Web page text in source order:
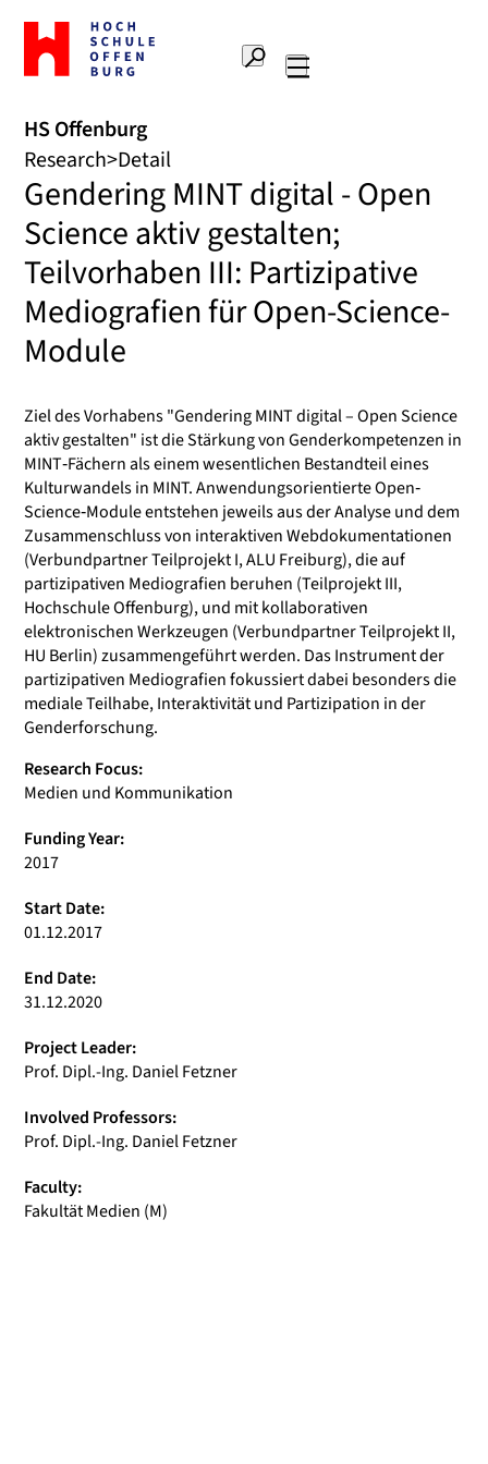
To
the
home
Offenburg
University
of
Applied
Sciences
Search
HS Offenburg
Research Detail
Gendering MINT digital - Open
Science aktiv gestalten;
Teilvorhaben III: Partizipative
Mediografien für Open-Science-
Module
Ziel des Vorhabens "Gendering MINT digital – Open Science
aktiv gestalten" ist die Stärkung von Genderkompetenzen in
MINT‐Fächern als einem wesentlichen Bestandteil eines
Kulturwandels in MINT. Anwendungsorientierte Open‐
Science‐Module entstehen jeweils aus der Analyse und dem
Zusammenschluss von interaktiven Webdokumentationen
(Verbundpartner Teilprojekt I, ALU Freiburg), die auf
partizipativen Mediografien beruhen (Teilprojekt III,
Hochschule Offenburg), und mit kollaborativen
elektronischen Werkzeugen (Verbundpartner Teilprojekt II,
HU Berlin) zusammengeführt werden. Das Instrument der
partizipativen Mediografien fokussiert dabei besonders die
mediale Teilhabe, Interaktivität und Partizipation in der
Genderforschung.
Research Focus:
Medien und Kommunikation
Funding Year:
2017
Start Date:
01.12.2017
End Date:
31.12.2020
Project Leader:
Prof. Dipl.-Ing. Daniel Fetzner
Involved Professors:
Prof. Dipl.-Ing. Daniel Fetzner
Faculty:
Fakultät Medien (M)